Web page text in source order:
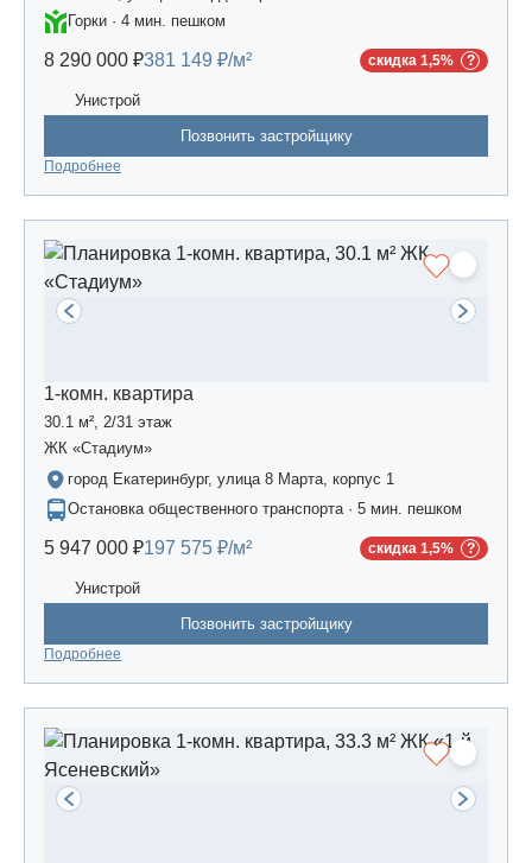
Горки · 4 мин. пешком
8 290 000 ₽381 149 ₽/м² скидка 1,5%
Унистрой
Позвонить застройщику
Подробнее
1-комн. квартира
30.1 м², 2/31 этаж
ЖК «Стадиум»
город Екатеринбург, улица 8 Марта, корпус 1
Остановка общественного транспорта · 5 мин. пешком
5 947 000 ₽197 575 ₽/м² скидка 1,5%
Унистрой
Позвонить застройщику
Подробнее